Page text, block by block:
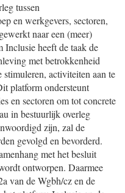
tussen
en werkgevers, sectoren,
naar een (meer)
Inclusie heeft de taak de
met betrokkenheid
activiteiten aan te
platform ondersteunt
en sectoren om tot concrete
in bestuurlijk overleg
zijn, zal de
gevolgd en bevorderd.
met het besluit
ontworpen. Daarmee
van de Wgbh/cz en de